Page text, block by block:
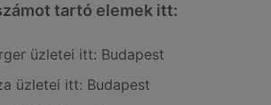
tartó elemek itt:
üzletei itt: Budapest
üzletei itt: Budapest